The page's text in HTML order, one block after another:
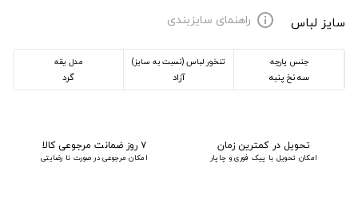
سایز لباس
info راهنمای سایزبندی
جنس پارچه
سه نخ پنبه
تنخور لباس (نسبت به سایز)
آزاد
مدل یقه
گرد
تحویل در کمترین زمان
امکان تحویل با پیک فوری و چاپار
۷ روز ضمانت مرجوعی کالا
امکان مرجوعی در صورت نا رضایتی